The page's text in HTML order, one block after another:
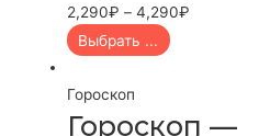
2,290₽ –4,290₽
Выбрать ...
Гороскоп
Гороскоп —